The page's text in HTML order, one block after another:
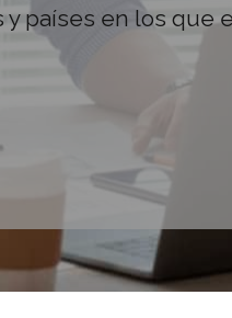
países en los que